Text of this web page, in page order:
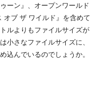
ーン』、オープンワールド
オブ ザ ワイルド』を含めて
ルよりもファイルサイズが
小さなファイルサイズに、
込んでいるのでしょうか。